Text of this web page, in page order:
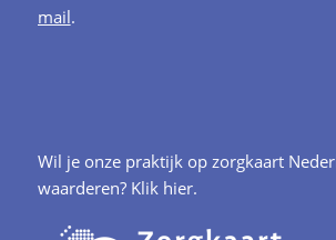
mail.
Wil je onze praktijk op zorgkaart
waarderen? Klik hier.